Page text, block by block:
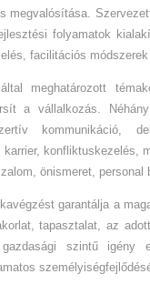
megvalósítása.
folyamatok
facilitációs módszerek
meghatározott
a vállalkozás.
kommunikáció,
karrier, konfliktuskezelés,
önismeret, personal
garantálja a
tapasztalat, az
szintű igény